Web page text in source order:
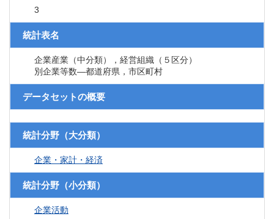
3
統計表名
企業産業（中分類），経営組織（５区分）
別企業等数―都道府県，市区町村
データセットの概要
統計分野（大分類）
企業・家計・経済
統計分野（小分類）
企業活動